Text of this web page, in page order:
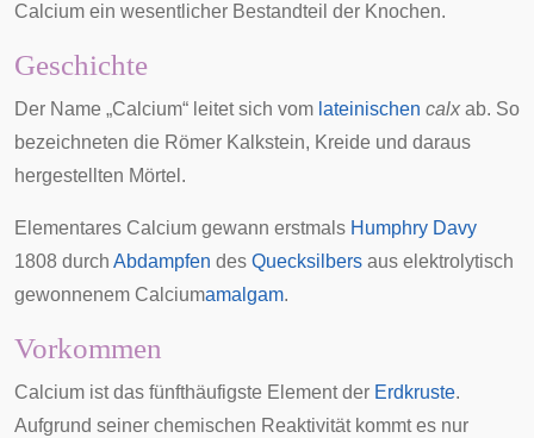
Calcium ein wesentlicher Bestandteil der Knochen.
Geschichte
Der Name „Calcium“ leitet sich vom lateinischen calx ab. So
bezeichneten die Römer Kalkstein, Kreide und daraus
hergestellten Mörtel.
Elementares Calcium gewann erstmals Humphry Davy
1808 durch Abdampfen des Quecksilbers aus elektrolytisch
gewonnenem Calciumamalgam.
Vorkommen
Calcium ist das fünfthäufigste Element der Erdkruste.
Aufgrund seiner chemischen Reaktivität kommt es nur